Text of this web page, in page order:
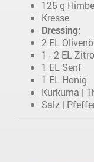
125 g
Kresse
Dressing:
2 EL
1 - 2 EL
1 EL Senf
1 EL Honig
Kurkuma |
Salz |